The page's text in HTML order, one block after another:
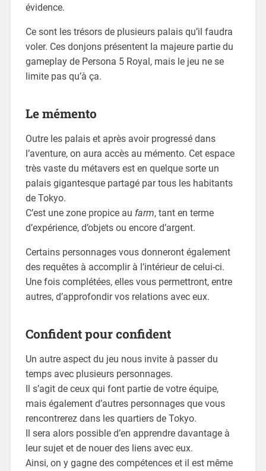
évidence.
Ce sont les trésors de plusieurs palais qu’il faudra
voler. Ces donjons présentent la majeure partie du
gameplay de Persona 5 Royal, mais le jeu ne se
limite pas qu’à ça.
Le mémento
Outre les palais et après avoir progressé dans
l’aventure, on aura accès au mémento. Cet espace
très vaste du métavers est en quelque sorte un
palais gigantesque partagé par tous les habitants
de Tokyo.
C’est une zone propice au farm, tant en terme
d’expérience, d’objets ou encore d’argent.
Certains personnages vous donneront également
des requêtes à accomplir à l’intérieur de celui-ci.
Une fois complétées, elles vous permettront, entre
autres, d’approfondir vos relations avec eux.
Confident pour confident
Un autre aspect du jeu nous invite à passer du
temps avec plusieurs personnages.
Il s’agit de ceux qui font partie de votre équipe,
mais également d’autres personnages que vous
rencontrerez dans les quartiers de Tokyo.
Il sera alors possible d’en apprendre davantage à
leur sujet et de nouer des liens avec eux.
Ainsi, on y gagne des compétences et il est même